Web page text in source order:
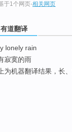
于1个网页-相关网页
有道翻译
lonely rain
寂寞的雨
为机器翻译结果，长